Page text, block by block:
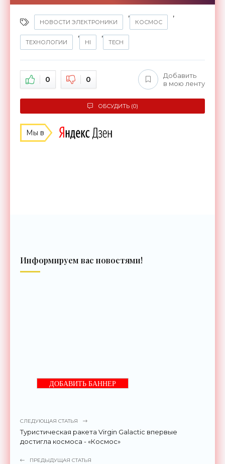
НОВОСТИ ЭЛЕКТРОНИКИ
,
КОСМОС
,
ТЕХНОЛОГИИ
,
HI
,
TECH
0 0
Добавить
в мою ленту
ОБСУДИТЬ (0)
Мы в
Информируем вас новостями!
ДОБАВИТЬ БАННЕР
СЛЕДУЮЩАЯ СТАТЬЯ
Туристическая ракета Virgin Galactic впервые
достигла космоса - «Космос»
ПРЕДЫДУЩАЯ СТАТЬЯ